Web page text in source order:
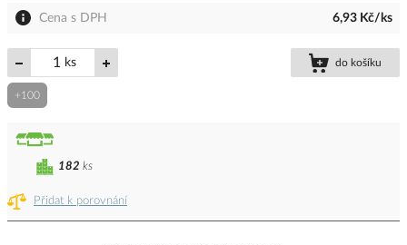
Cena s DPH 6,93 Kč/ks
ks do košíku
+100
Přidat k porovnání
182 ks